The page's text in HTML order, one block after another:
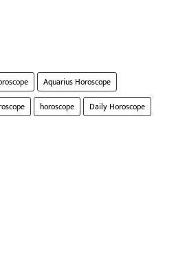
Aquarius Horoscope
horoscope
Daily Horoscope